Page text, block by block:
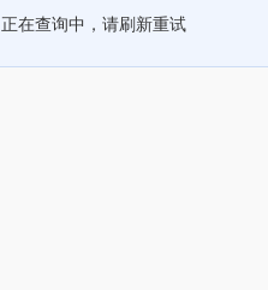
正在查询中，请刷新重试